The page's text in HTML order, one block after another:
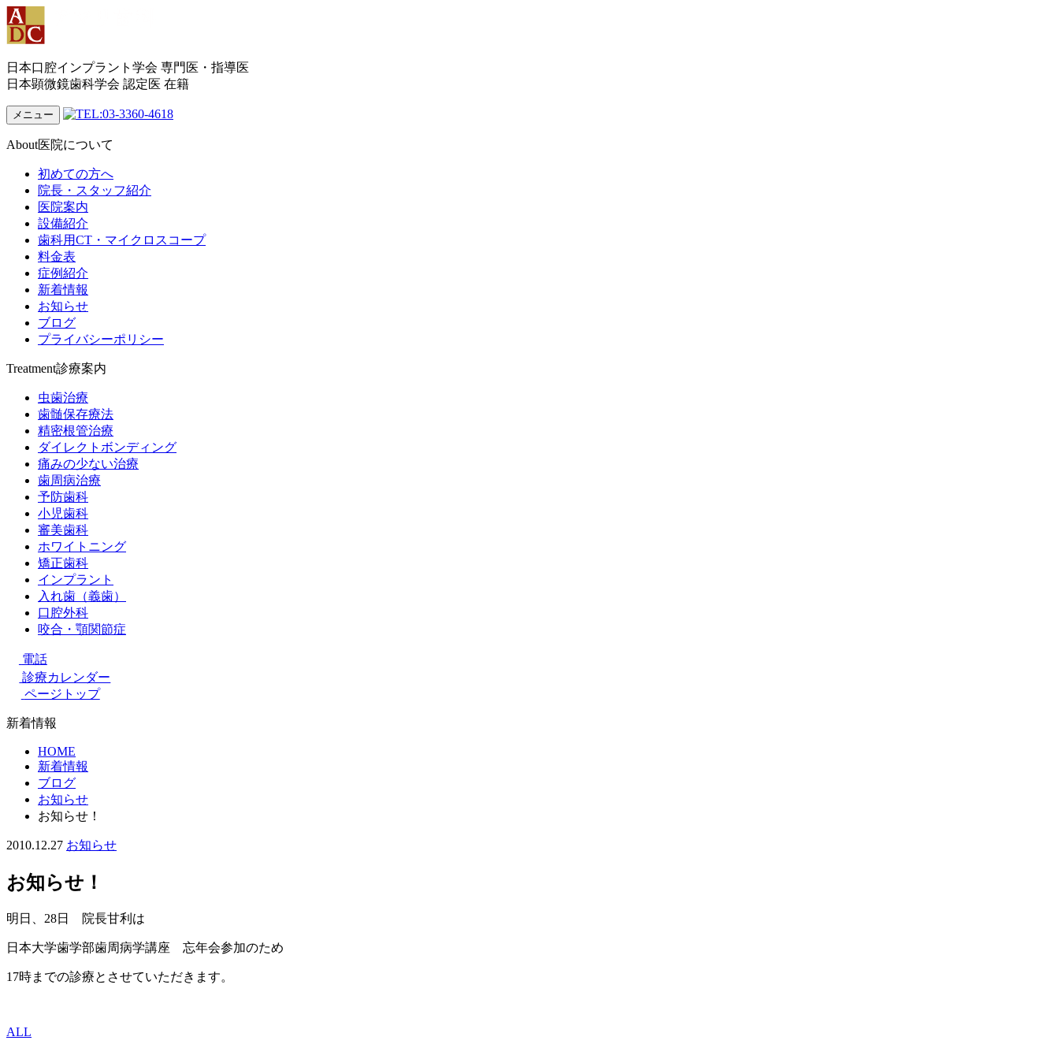
日本口腔インプラント学会 専門医・指導医
日本顕微鏡歯科学会 認定医 在籍
メニュー
About医院について
初めての方へ
院長・スタッフ紹介
医院案内
設備紹介
歯科用CT・マイクロスコープ
料金表
症例紹介
新着情報
お知らせ
ブログ
プライバシーポリシー
Treatment診療案内
虫歯治療
歯髄保存療法
精密根管治療
ダイレクトボンディング
痛みの少ない治療
歯周病治療
予防歯科
小児歯科
審美歯科
ホワイトニング
矯正歯科
インプラント
入れ歯（義歯）
口腔外科
咬合・顎関節症
電話
診療カレンダー
ページトップ
新着情報
HOME
新着情報
ブログ
お知らせ
お知らせ！
2010.12.27 お知らせ
お知らせ！
明日、28日 院長甘利は
日本大学歯学部歯周病学講座 忘年会参加のため
17時までの診療とさせていただきます。
ALL